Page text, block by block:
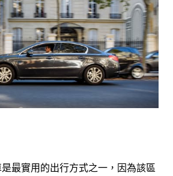
最實用的出行方式之一，因為該區